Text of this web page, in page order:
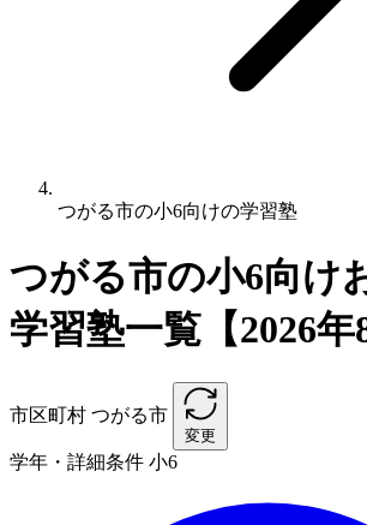
つがる市の小6向けの学習塾
つがる市の小6向け
学習塾一覧【2026年
市区町村 つがる市
変更
学年・詳細条件 小6